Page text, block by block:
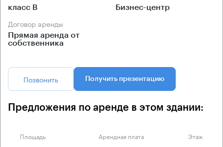
класс B Бизнес-центр
Договор аренды
Прямая аренда от
собственника
Позвонить Получить презентацию
Предложения по аренде в этом здании:
Площадь Арендная плата Этаж